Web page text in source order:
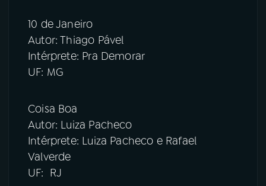
10 de Janeiro
Autor: Thiago Pável
Intérprete: Pra Demorar
UF: MG
Coisa Boa
Autor: Luiza Pacheco
Intérprete: Luiza Pacheco e Rafael
Valverde
UF: RJ